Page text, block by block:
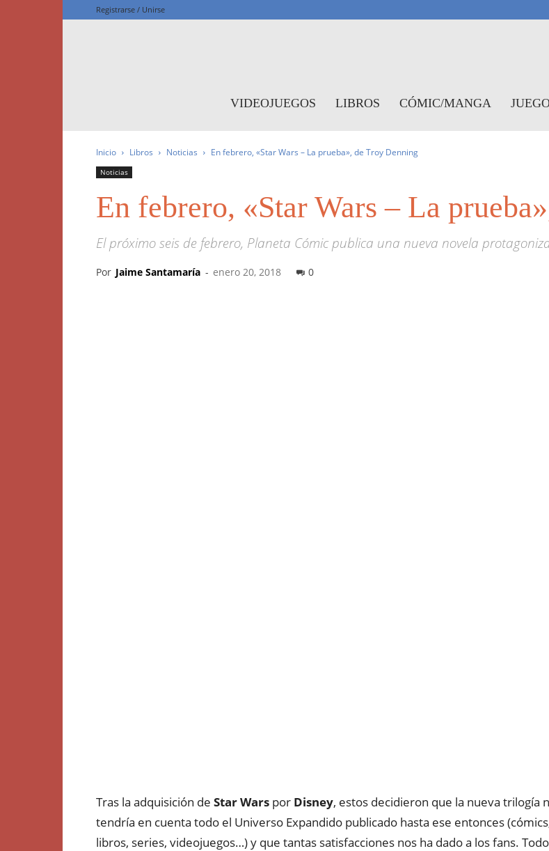
Registrarse / Unirse
VIDEOJUEGOS LIBROS CÓMIC/MANGA
Inicio Libros Noticias En febrero, «Star Wars – La prueba», de Troy Denning
Noticias
En febrero, «Star Wars – La
El próximo seis de febrero, Planeta Cómic publica una nueva novela
Por Jaime Santamaría - enero 20, 2018 0
Tras la adquisición de Star Wars por Disney, estos decidieron que la nueva trilogía
tendría en cuenta todo el Universo Expandido publicado hasta ese entonces
libros, series, videojuegos…) y que tantas satisfacciones nos ha dado a los fans.